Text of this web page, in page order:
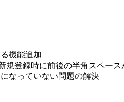
機能追加
規登録時に前後の半角スペー
なっていない問題の解決